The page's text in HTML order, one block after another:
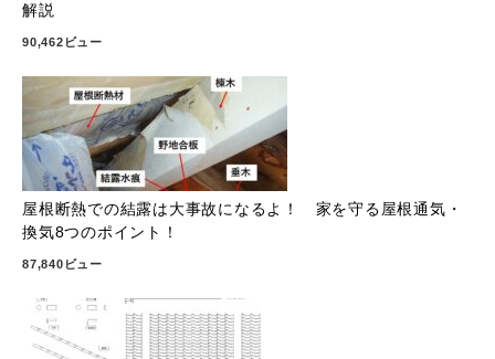
解説
90,462ビュー
屋根断熱での結露は大事故になるよ！ 家を守る屋根通気・
換気8つのポイント！
87,840ビュー